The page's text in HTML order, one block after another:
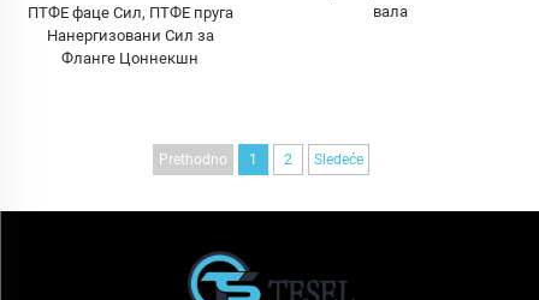
ПТФЕ фаце Сил, ПТФЕ пруга
Нанергизовани Сил за
Фланге Цоннекшн
вала
Prethodno 1 2 Sledeće